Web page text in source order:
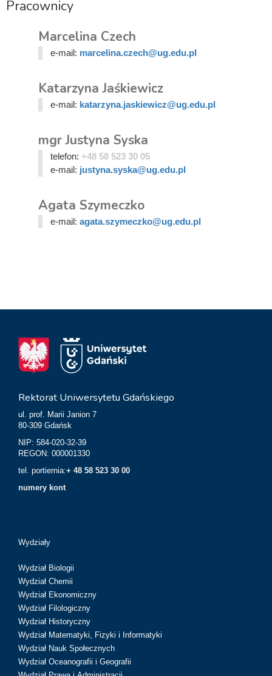
Pracownicy
Marcelina Czech
e-mail: marcelina.czech@ug.edu.pl
Katarzyna Jaśkiewicz
e-mail: katarzyna.jaskiewicz@ug.edu.pl
mgr Justyna Syska
telefon: +48 58 523 30 05
e-mail: justyna.syska@ug.edu.pl
Agata Szymeczko
e-mail: agata.szymeczko@ug.edu.pl
Rektorat Uniwersytetu Gdańskiego
ul. prof. Marii Janion 7
80-309 Gdańsk
NIP: 584-020-32-39
REGON: 000001330
tel. portiernia:+ 48 58 523 30 00
numery kont
Wydziały
Wydział Biologii
Wydział Chemii
Wydział Ekonomiczny
Wydział Filologiczny
Wydział Historyczny
Wydział Matematyki, Fizyki i Informatyki
Wydział Nauk Społecznych
Wydział Oceanografii i Geografii